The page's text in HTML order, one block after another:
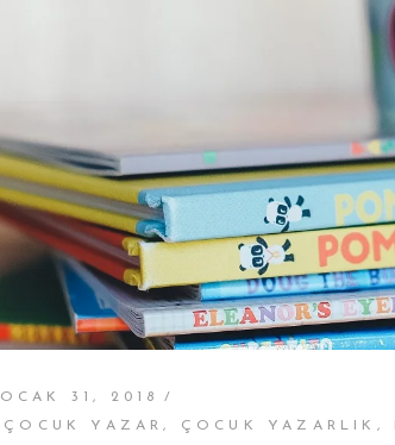
OCAK 31, 2018
ÇOCUK YAZAR, ÇOCUK YAZARLIK ,